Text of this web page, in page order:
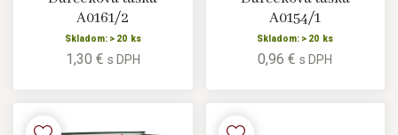
A0161/2
Skladom: > 20 ks
1,30 € s DPH
A0154/1
Skladom: > 20 ks
0,96 €s DPH